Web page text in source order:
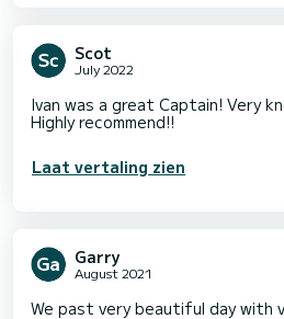
Scot
July 2022
Ivan was a great Captain! Very
Highly recommend!!
Laat vertaling zien
Garry
August 2021
We past very beautiful day with